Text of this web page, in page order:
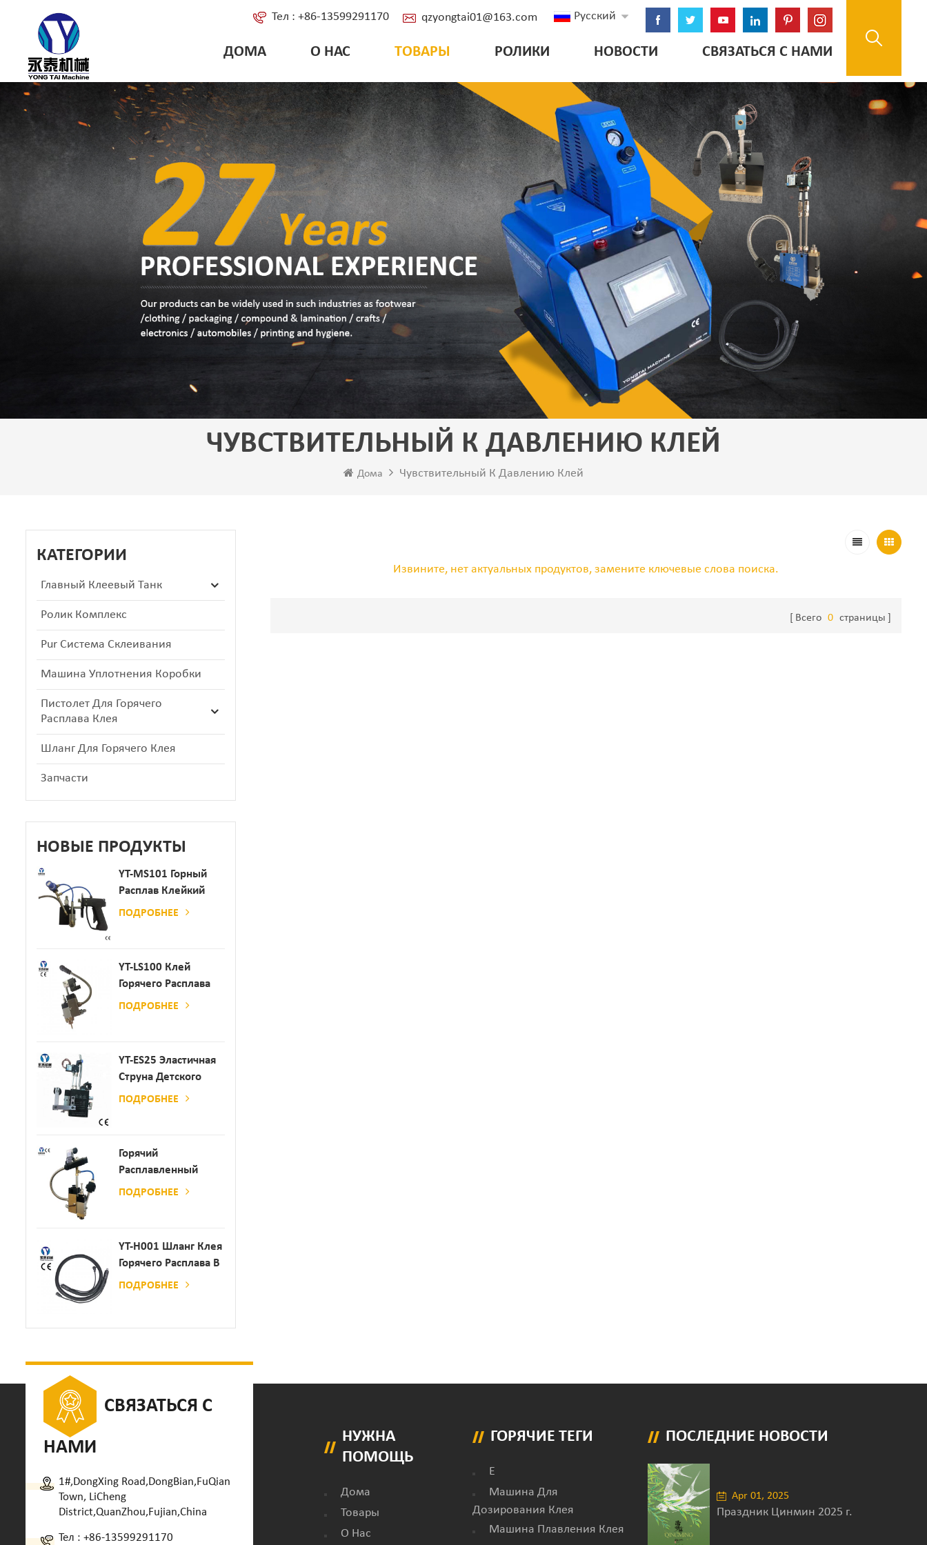
Русский
Тел : +86-13599291170 qzyongtai01@163.com
ДОМА О НАС ТОВАРЫ РОЛИКИ НОВОСТИ СВЯЗАТЬСЯ С НАМИ
ЧУВСТВИТЕЛЬНЫЙ К ДАВЛЕНИЮ КЛЕЙ
Дома Чувствительный К Давлению Клей
КАТЕГОРИИ
Главный Клеевый Танк
Ролик Комплекс
Pur Система Склеивания
Машина Уплотнения Коробки
Пистолет Для Горячего
Расплава Клея
Шланг Для Горячего Клея
Запчасти
НОВЫЕ ПРОДУКТЫ
YT-MS101 Горный
Расплав Клейкий
Распылительный
ПОДРОБНЕЕ
YT-LS100 Клей
Горячего Расплава
Клея
ПОДРОБНЕЕ
YT-ES25 Эластичная
Струна Детского
Пеленки
ПОДРОБНЕЕ
Горячий
Расплавленный
Клей
ПОДРОБНЕЕ
YT-H001 Шланг Клея
Горячего Расплава В
Сочетании С
ПОДРОБНЕЕ
Извините, нет актуальных продуктов, замените ключевые слова поиска.
Всего 0 страницы
СВЯЗАТЬСЯ С
НАМИ
1#,DongXing Road,DongBian,FuQian
Town, LiCheng
District,QuanZhou,Fujian,China
Тел : +86-13599291170
НУЖНА
ПОМОЩЬ
Дома
Товары
О Нас
ГОРЯЧИЕ ТЕГИ
E
Машина Для
Дозирования Клея
Машина Плавления Клея
ПОСЛЕДНИЕ НОВОСТИ
Apr 01, 2025
Праздник Цинмин 2025 г.